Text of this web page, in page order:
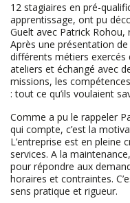
12 stagiaires en pré-
apprentissage, ont pu
Guelt avec Patrick Rohou,
Après une présentation de
différents métiers exercés
ateliers et échangé avec
missions, les
: tout ce qu’ils voulaient
Comme a pu le rappeler
qui compte, c’est la
L’entreprise est en pleine
services. A la
pour répondre aux
horaires et contraintes.
sens pratique et rigueur.